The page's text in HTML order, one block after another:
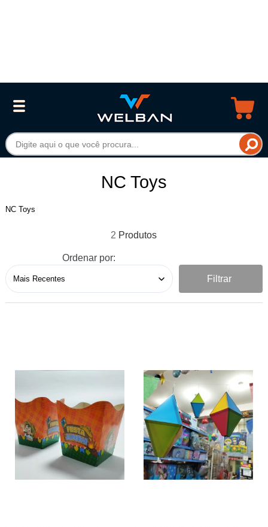
NC Toys
NC Toys
2
Ordenar por:
Filtrar